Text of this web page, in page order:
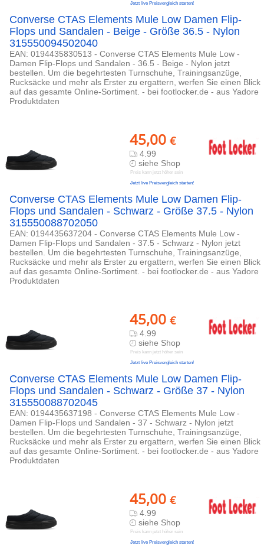
Jetzt live Preisvergleich starten!
Converse CTAS Elements Mule Low Damen Flip-
Flops und Sandalen - Beige - Größe 36.5 - Nylon
315550094502040
EAN: 0194435830513 - Converse CTAS Elements Mule Low -
Damen Flip-Flops und Sandalen - 36.5 - Beige - Nylon jetzt
bestellen. Um die begehrtesten Turnschuhe, Trainingsanzüge,
Rucksäcke und mehr als Erster zu ergattern, werfen Sie einen Blick
auf das gesamte Online-Sortiment. - bei footlocker.de - aus Yadore
Produktdaten
45,00 €
4.99
siehe Shop
Preis kann jetzt höher sein
Jetzt live Preisvergleich starten!
Converse CTAS Elements Mule Low Damen Flip-
Flops und Sandalen - Schwarz - Größe 37.5 - Nylon
315550088702050
EAN: 0194435637204 - Converse CTAS Elements Mule Low -
Damen Flip-Flops und Sandalen - 37.5 - Schwarz - Nylon jetzt
bestellen. Um die begehrtesten Turnschuhe, Trainingsanzüge,
Rucksäcke und mehr als Erster zu ergattern, werfen Sie einen Blick
auf das gesamte Online-Sortiment. - bei footlocker.de - aus Yadore
Produktdaten
45,00 €
4.99
siehe Shop
Preis kann jetzt höher sein
Jetzt live Preisvergleich starten!
Converse CTAS Elements Mule Low Damen Flip-
Flops und Sandalen - Schwarz - Größe 37 - Nylon
315550088702045
EAN: 0194435637198 - Converse CTAS Elements Mule Low -
Damen Flip-Flops und Sandalen - 37 - Schwarz - Nylon jetzt
bestellen. Um die begehrtesten Turnschuhe, Trainingsanzüge,
Rucksäcke und mehr als Erster zu ergattern, werfen Sie einen Blick
auf das gesamte Online-Sortiment. - bei footlocker.de - aus Yadore
Produktdaten
45,00 €
4.99
siehe Shop
Preis kann jetzt höher sein
Jetzt live Preisvergleich starten!